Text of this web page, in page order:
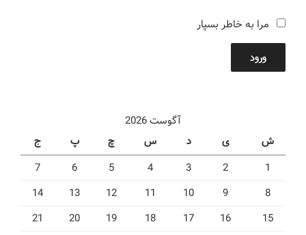
مرا به خاطر بسپار
ورود
آگوست 2026
ش
ی د س چ پ
ج
1
2
3
4
5
6
7
8
9
10
11
12
13
14
15
16
17
18
19
20
21